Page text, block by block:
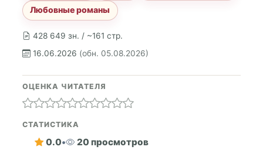
428 649 зн. / ~161 стр.
16.06.2026 (обн. 05.08.2026)
Любовные романы
ОЦЕНКА ЧИТАТЕЛЯ
СТАТИСТИКА
0.0• 20 просмотров